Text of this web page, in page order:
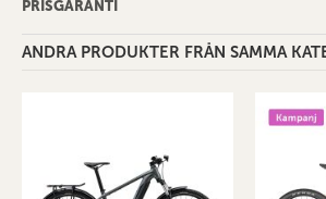
PRISGARANTI
ANDRA PRODUKTER FRÅN SAMMA